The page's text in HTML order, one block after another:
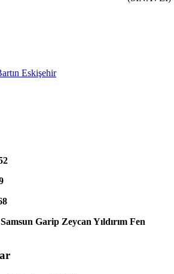
Eskişehir
Samsun Garip Zeycan Yıldırım Fen